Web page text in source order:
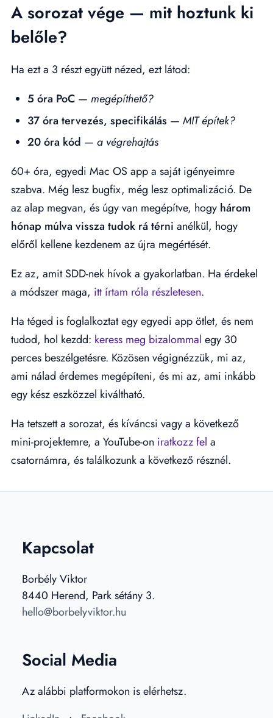
A sorozat vége — mit hoztunk ki
belőle?
Ha ezt a 3 részt együtt nézed, ezt látod:
5 óra PoC — megépíthető?
37 óra tervezés, specifikálás — MIT építek?
20 óra kód — a végrehajtás
60+ óra, egyedi Mac OS app a saját igényeimre
szabva. Még lesz bugfix, még lesz optimalizáció. De
az alap megvan, és úgy van megépítve, hogy három
hónap múlva vissza tudok rá térni anélkül, hogy
előről kellene kezdenem az újra megértését.
Ez az, amit SDD-nek hívok a gyakorlatban. Ha érdekel
a módszer maga, itt írtam róla részletesen.
Ha téged is foglalkoztat egy egyedi app ötlet, és nem
tudod, hol kezdd: keress meg bizalommal egy 30
perces beszélgetésre. Közösen végignézzük, mi az,
ami nálad érdemes megépíteni, és mi az, ami inkább
egy kész eszközzel kiváltható.
Ha tetszett a sorozat, és kíváncsi vagy a következő
mini-projektemre, a YouTube-on iratkozz fel a
csatornámra, és találkozunk a következő résznél.
Kapcsolat
Borbély Viktor
8440 Herend, Park sétány 3.
hello@borbelyviktor.hu
Social Media
Az alábbi platformokon is elérhetsz.